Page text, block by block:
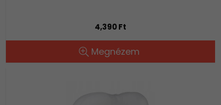
4,390 Ft
Megnézem